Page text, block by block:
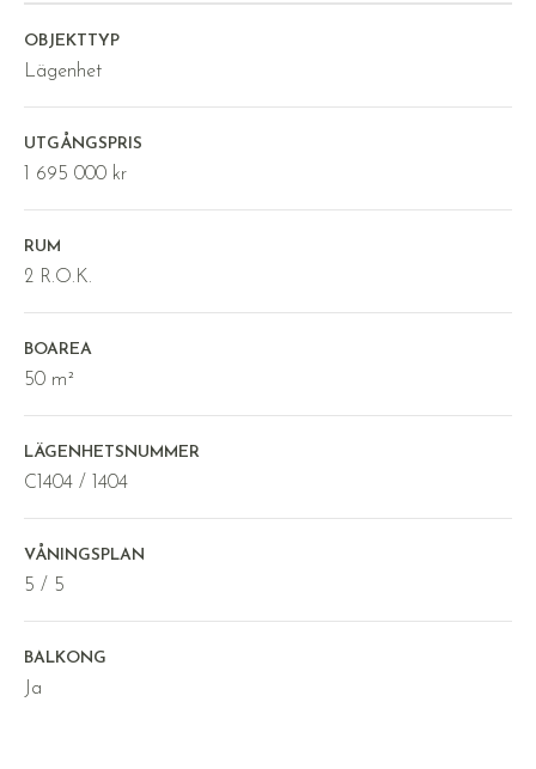
OBJEKTTYP
Lägenhet
UTGÅNGSPRIS
1 695 000 kr
RUM
2 R.O.K.
BOAREA
50 m²
LÄGENHETSNUMMER
C1404 / 1404
VÅNINGSPLAN
5 / 5
BALKONG
Ja